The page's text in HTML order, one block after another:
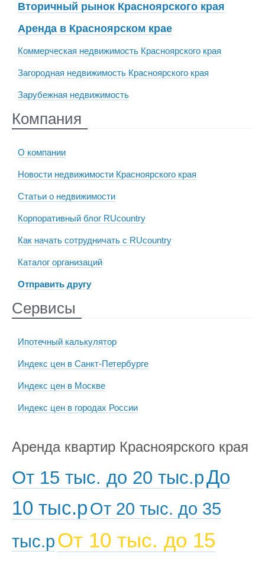
Вторичный рынок Красноярского края
Аренда в Красноярском крае
Коммерческая недвижимость Красноярского края
Загородная недвижимость Красноярского края
Зарубежная недвижимость
Компания
О компании
Новости недвижимости Красноярского края
Статьи о недвижимости
Корпоративный блог RUcountry
Как начать сотрудничать с RUcountry
Каталог организаций
Отправить другу
Сервисы
Ипотечный калькулятор
Индекс цен в Санкт-Петербурге
Индекс цен в Москве
Индекс цен в городах России
Аренда квартир Красноярского края
От 15 тыс. до 20 тыс.рДо
10 тыс.рОт 20 тыс. до 35
тыс.рОт 10 тыс. до 15